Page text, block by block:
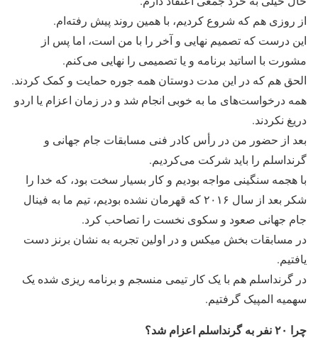
از روزی هم که شروع کردیم، با همین روند پیش رفته‌ام.
این درست که تصمیم نهایی و آخر را با من است، اما پس از
مشورت با اساتید برنامه و یا تصمیمی را نهایی می‌کنم.
الحق هم که در این مدت دوستان همه جوره حمایت و کمک کردند.
همه درخواست‌های ما به خوبی انجام شد و در زمان اعزام یا اردو
دریغ نکردند.
بعد از حضور من در رأس کادر فنی مسابقات جام جهانی و
گرنداسلم را باید شرکت می‌کردیم.
با هجمه سنگینی مواجه بودیم و کار بسیار سخت بود، که خدا را
شکر بعد از سال ۲۰۱۶ که قهرمان نشده بودیم، تیم ما به فینال
جام جهانی صعود و سکوی نخست را تصاحب کرد.
در مسابقات بخش میکس و در اولین تجربه به نشان برنز دست
یافتیم.
در گرنداسلم هم با یک کار تیمی منسجم و برنامه ریزی شده یک
سهمیه المپیک گرفتیم.
چرا ۲۰ نفر به گرنداسلم اعزام شد؟